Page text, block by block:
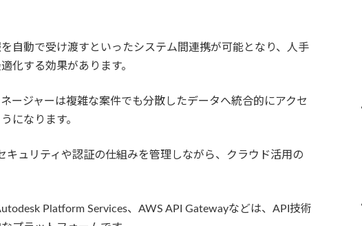
自動で受け渡すといったシステム間連携が可能となり、人手
化する効果があります。
ージャーは複雑な案件でも分散したデータへ統合的にアクセ
になります。
キュリティや認証の仕組みを管理しながら、クラウド活用の
Platform Services、AWS API Gatewayなどは、API技術